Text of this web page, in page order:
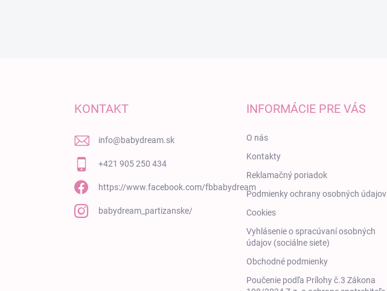
KONTAKT
info@babydream.sk
+421 905 250 434
https://www.facebook.com/fbbabydream
babydream_partizanske/
INFORMÁCIE PRE VÁS
O nás
Kontakty
Reklamačný poriadok
Podmienky ochrany osobných údajov
Cookies
Vyhlásenie o spracúvaní osobných
údajov (sociálne siete)
Obchodné podmienky
Poučenie podľa Prílohy č.3 Zákona